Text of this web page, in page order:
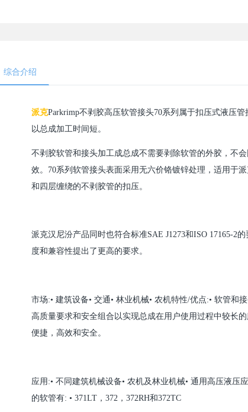
综合介绍
派克Parkrimp不剥胶高压软管接头70系列属于扣压式液压
以总成加工时间短。
不剥胶软管和接头加工成总成不需要剥除软管的外胶，不
效。 70系列软管接头表面采用无六价铬镀锌处理，适用于
和四层缠绕的不剥胶管的扣压。
派克汉尼汾产品同时也符合标准SAE J1273和ISO 17165-2
度和兼容性提出了更高的要求。
市场:• 建筑设备• 交通• 林业机械• 农机特性/优点:• 软管和
高质量要求和安全组合以实现总成在用户使用过程中较长
便捷，高效和安全。
应用 :• 不同建筑机械设备• 农机及林业机械• 通用高压液压
的软管有: • 371LT，372，372RH和372TC